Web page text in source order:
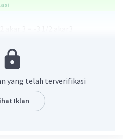
yang telah terverifikasi
Iklan